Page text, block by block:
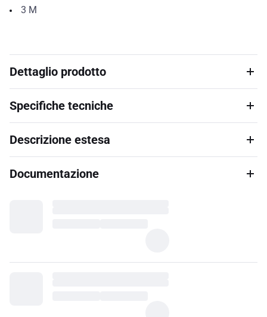
3 M
Dettaglio prodotto
Specifiche tecniche
Descrizione estesa
Documentazione